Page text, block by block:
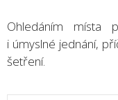
Ohledáním místa
i úmyslné jednání,
šetření.